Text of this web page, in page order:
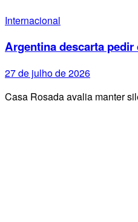
Internacional
Argentina descarta
27 de julho de 2026
Casa Rosada avalia manter